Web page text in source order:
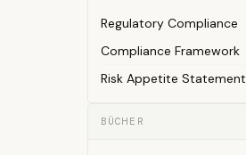
Regulatory Compliance
Compliance Framework
Risk Appetite Statement
BÜCHER